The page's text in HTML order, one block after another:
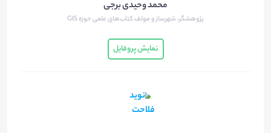
محمد وحیدی برجی
پژوهشگر، شهرساز و مولف کتاب‌های علمی حوزه GIS
نمایش پروفایل